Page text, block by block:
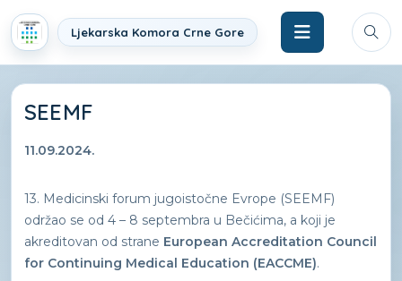
Ljekarska Komora Crne Gore
SEEMF
11.09.2024.
13. Medicinski forum jugoistočne Evrope (SEEMF)
održao se od 4 – 8 septembra u Bečićima, a koji je
akreditovan od strane European Accreditation Council
for Continuing Medical Education (EACCME).